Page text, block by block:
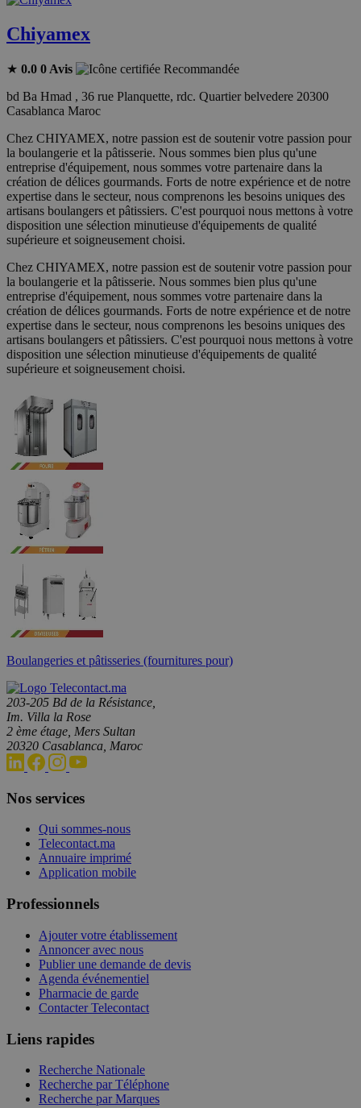
Chiyamex
★ 0.0 0 Avis
Recommandée
bd Ba Hmad , 36 rue Planquette, rdc. Quartier belvedere 20300
Casablanca Maroc
Chez CHIYAMEX, notre passion est de soutenir votre passion pour
la boulangerie et la pâtisserie. Nous sommes bien plus qu'une
entreprise d'équipement, nous sommes votre partenaire dans la
création de délices gourmands. Forts de notre expérience et de notre
expertise dans le secteur, nous comprenons les besoins uniques des
artisans boulangers et pâtissiers. C'est pourquoi nous mettons à votre
disposition une sélection minutieuse d'équipements de qualité
supérieure et soigneusement choisi.
Chez CHIYAMEX, notre passion est de soutenir votre passion pour
la boulangerie et la pâtisserie. Nous sommes bien plus qu'une
entreprise d'équipement, nous sommes votre partenaire dans la
création de délices gourmands. Forts de notre expérience et de notre
expertise dans le secteur, nous comprenons les besoins uniques des
artisans boulangers et pâtissiers. C'est pourquoi nous mettons à votre
disposition une sélection minutieuse d'équipements de qualité
supérieure et soigneusement choisi.
Boulangeries et pâtisseries (fournitures pour)
203-205 Bd de la Résistance,
Im. Villa la Rose
2 ème étage, Mers Sultan
20320 Casablanca, Maroc
Nos services
Qui sommes-nous
Telecontact.ma
Annuaire imprimé
Application mobile
Professionnels
Ajouter votre établissement
Annoncer avec nous
Publier une demande de devis
Agenda événementiel
Pharmacie de garde
Contacter Telecontact
Liens rapides
Recherche Nationale
Recherche par Téléphone
Recherche par Marques